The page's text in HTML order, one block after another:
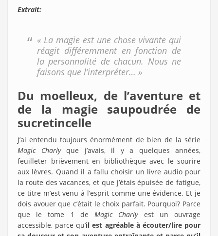
Extrait:
« La magie est une chose vivante qui
réagit différemment en fonction de
la personnalité de chacun. Nous ne
faisons que l’interpréter… »
Du moelleux, de l’aventure et
de la magie saupoudrée de
sucretincelle
J’ai entendu toujours énormément de bien de la série
Magic Charlyque j’avais, il y a quelques années,
feuilleter brièvement en bibliothèque avec le sourire
aux lèvres. Quand il a fallu choisir un livre audio pour
la route des vacances, et que j’étais épuisée de fatigue,
ce titre m’est venu à l’esprit comme une évidence. Et je
dois avouer que c’était le choix parfait. Pourquoi? Parce
que le tome 1 deMagic Charlyest un ouvrage
accessible, parce qu’il est agréable à écouter/lire pour